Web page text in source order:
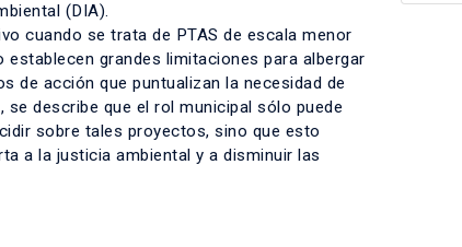
(DIA).
cuando se trata de PTAS de escala menor
grandes limitaciones para albergar
de acción que puntualizan la necesidad de
describe que el rol municipal sólo puede
sobre tales proyectos, sino que esto
a la justicia ambiental y a disminuir las